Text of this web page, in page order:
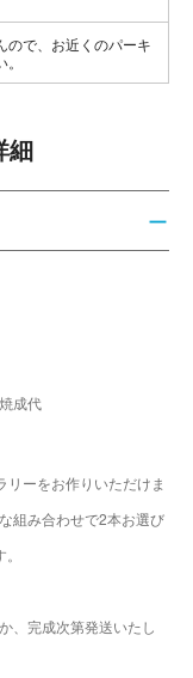
ので、お近くのパーキ
細
成代
ーをお作りいただけま
組み合わせで2本お選び
、完成次第発送いたし